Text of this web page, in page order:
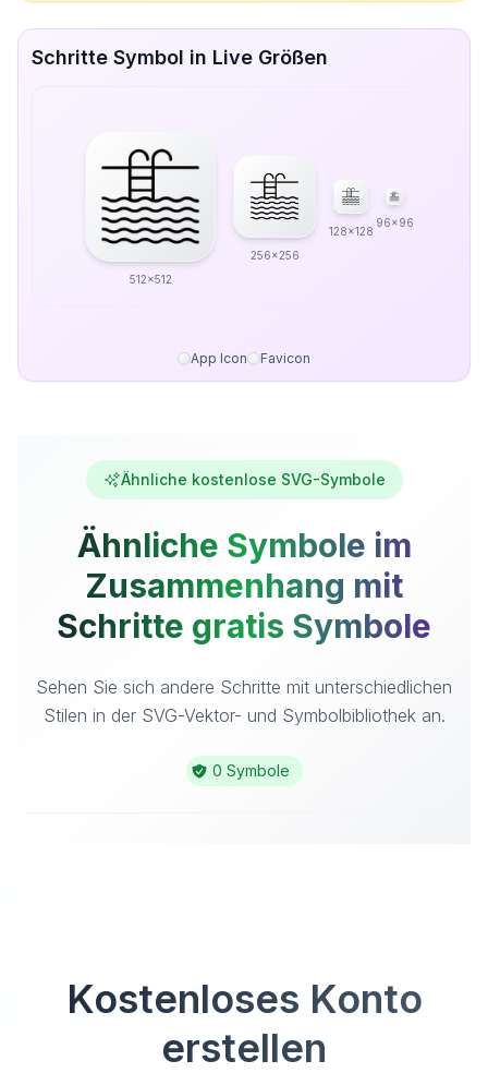
Schritte Symbol in Live Größen
512x512
256x256
128x128
96x96
App Icon Favicon
Ähnliche kostenlose SVG-Symbole
Ähnliche Symbole im
Zusammenhang mit
Schritte gratis Symbole
Sehen Sie sich andere Schritte mit unterschiedlichen
Stilen in der SVG-Vektor- und Symbolbibliothek an.
0 Symbole
Kostenloses Konto
erstellen